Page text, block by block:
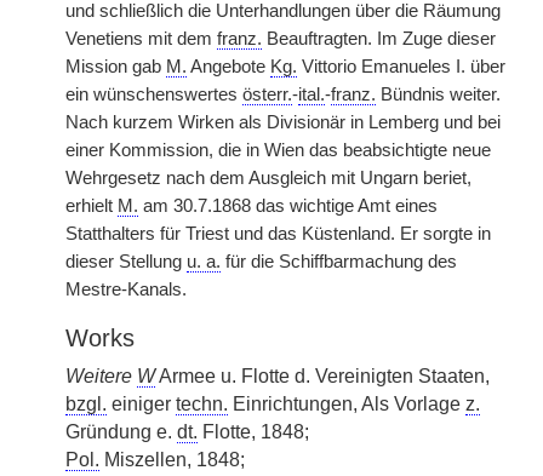
und schließlich die Unterhandlungen über die Räumung
Venetiens mit dem franz. Beauftragten. Im Zuge dieser
Mission gab M. Angebote Kg. Vittorio Emanueles I. über
ein wünschenswertes österr.-ital.-franz. Bündnis weiter.
Nach kurzem Wirken als Divisionär in Lemberg und bei
einer Kommission, die in Wien das beabsichtigte neue
Wehrgesetz nach dem Ausgleich mit Ungarn beriet,
erhielt M. am 30.7.1868 das wichtige Amt eines
Statthalters für Triest und das Küstenland. Er sorgte in
dieser Stellung u. a. für die Schiffbarmachung des
Mestre-Kanals.
Works
Weitere WArmee u. Flotte d. Vereinigten Staaten,
bzgl. einiger techn. Einrichtungen, Als Vorlage z.
Gründung e. dt. Flotte, 1848;
Pol. Miszellen, 1848;